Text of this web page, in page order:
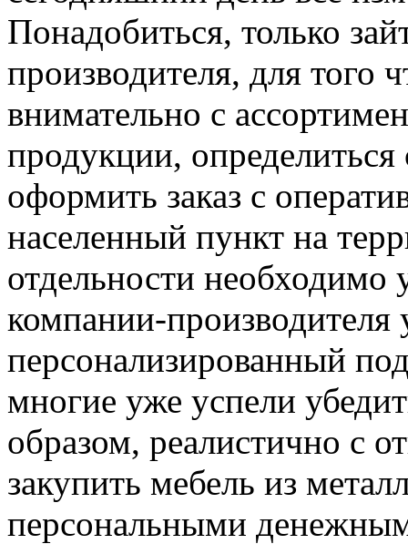
Понадобиться, только
производителя, для того
внимательно с
продукции,
оформить заказ с
населенный пункт на
отдельности необходимо
компании-производителя
персонализированный
многие уже успели
образом, реалистично с
закупить мебель из
персональными